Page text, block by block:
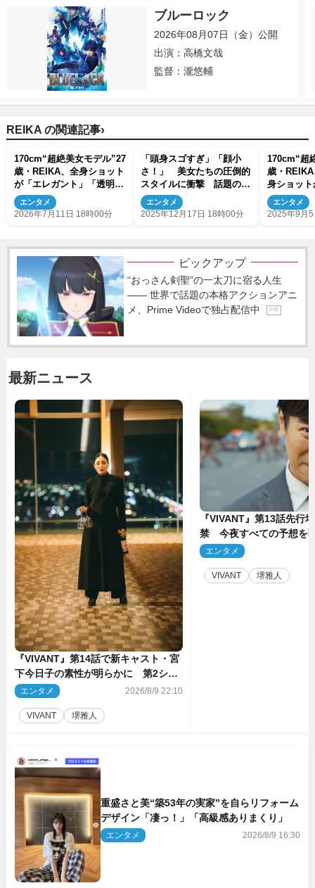
ブルーロック
2026年08月07日（金）公開
出演：高橋文哉
監督：瀧悠輔
REIKA の関連記事›
170cm“超絶美女モデル”27
歳・REIKA、全身ショット
が「エレガント」「透明感
すごい」「圧倒的な美し
さ」
エンタメ
2026年7月11日 18時00分
「頭身スゴすぎ」「顔小
さ！」 美女たちの圧倒的
スタイルに衝撃 話題のコ
スプレイヤー、身長182cm
モデルも
エンタメ
2025年12月17日 18時00分
170cm“超
歳・
身ショッ
る」「ス
エンタメ
2025年9月
ピックアップ
“おっさん剣聖”の一太刀に宿る人生
―― 世界で話題の本格アクションアニ
メ、Prime Videoで独占配信中
P R
最新ニュース
『VIVANT』第14話で新キャスト・宮
下今日子の素性が明らかに 第2シー
ズンのキーパーソンの1人
エンタメ 2026/8/9 22:10
VIVANT 堺雅人
『VIVANT』第13話先行
禁 今夜すべての予想を
ーンが…
エンタメ
VIVANT 堺雅人
重盛さと美“築53年の実家”を自らリフォーム
デザイン「凄っ！」「高級感ありまくり」
エンタメ 2026/8/9 16:30